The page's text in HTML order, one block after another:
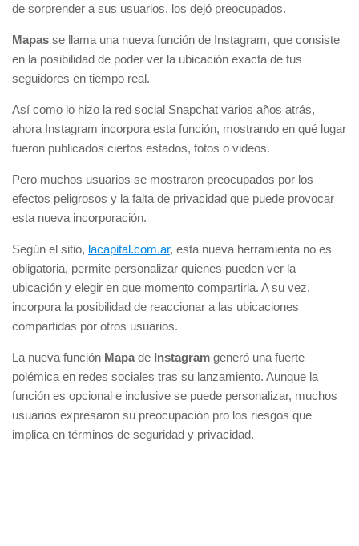
de sorprender a sus usuarios, los dejó preocupados.
Mapas se llama una nueva función de Instagram, que consiste
en la posibilidad de poder ver la ubicación exacta de tus
seguidores en tiempo real.
Así como lo hizo la red social Snapchat varios años atrás,
ahora Instagram incorpora esta función, mostrando en qué lugar
fueron publicados ciertos estados, fotos o videos.
Pero muchos usuarios se mostraron preocupados por los
efectos peligrosos y la falta de privacidad que puede provocar
esta nueva incorporación.
Según el sitio, lacapital.com.ar, esta nueva herramienta no es
obligatoria, permite personalizar quienes pueden ver la
ubicación y elegir en que momento compartirla. A su vez,
incorpora la posibilidad de reaccionar a las ubicaciones
compartidas por otros usuarios.
La nueva función Mapa de Instagram generó una fuerte
polémica en redes sociales tras su lanzamiento. Aunque la
función es opcional e inclusive se puede personalizar, muchos
usuarios expresaron su preocupación pro los riesgos que
implica en términos de seguridad y privacidad.